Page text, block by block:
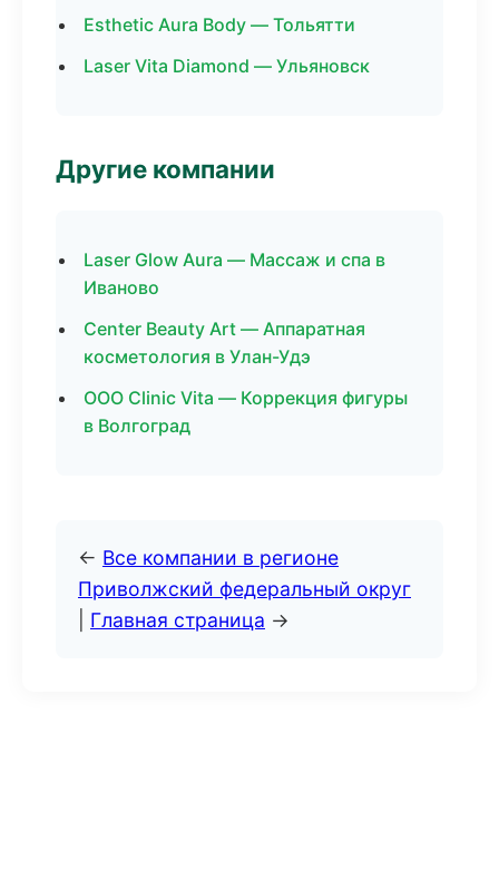
Esthetic Aura Body — Тольятти
Laser Vita Diamond — Ульяновск
Другие компании
Laser Glow Aura — Массаж и спа в
Иваново
Center Beauty Art — Аппаратная
косметология в Улан-Удэ
ООО Clinic Vita — Коррекция фигуры
в Волгоград
← Все компании в регионе
Приволжский федеральный округ
Главная страница →